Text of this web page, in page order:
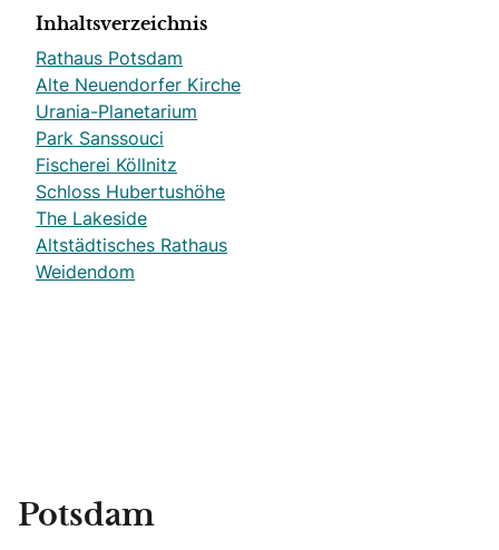
Inhaltsverzeichnis
Rathaus Potsdam
Alte Neuendorfer Kirche
Urania-Planetarium
Park Sanssouci
Fischerei Köllnitz
Schloss Hubertushöhe
The Lakeside
Altstädtisches Rathaus
Weidendom
Potsdam